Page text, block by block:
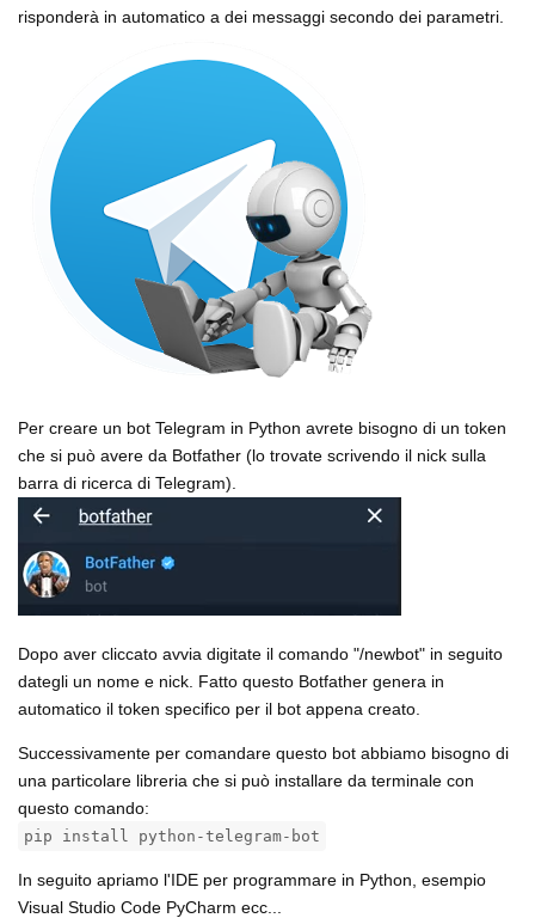
risponderà in automatico a dei messaggi secondo dei parametri.
Per creare un bot Telegram in Python avrete bisogno di un token
che si può avere da Botfather (lo trovate scrivendo il nick sulla
barra di ricerca di Telegram).
Dopo aver cliccato avvia digitate il comando "/newbot" in seguito
dategli un nome e nick. Fatto questo Botfather genera in
automatico il token specifico per il bot appena creato.
Successivamente per comandare questo bot abbiamo bisogno di
una particolare libreria che si può installare da terminale con
questo comando:
pip install python-telegram-bot
In seguito apriamo l'IDE per programmare in Python, esempio
Visual Studio Code PyCharm ecc...